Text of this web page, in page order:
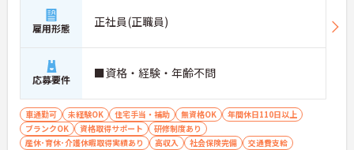
雇用形態 正社員(正職員)
応募要件 ■資格・経験・年齢不問
車通勤可 未経験OK 住宅手当・補助 無資格OK
年間休日110日以上
ブランクOK
資格取得サポート
研修制度あり
産休･育休･介護休暇取得実績あり
高収入 社会保険完備 交通費支給